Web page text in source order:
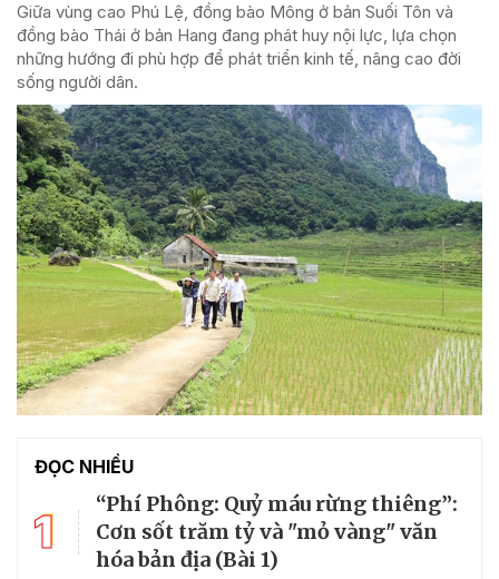
Giữa vùng cao Phú Lệ, đồng bào Mông ở bản Suối Tôn và
đồng bào Thái ở bản Hang đang phát huy nội lực, lựa chọn
những hướng đi phù hợp để phát triển kinh tế, nâng cao đời
sống người dân.
ĐỌC NHIỀU
1
“Phí Phông: Quỷ máu rừng thiêng”:
Cơn sốt trăm tỷ và "mỏ vàng" văn
hóa bản địa (Bài 1)